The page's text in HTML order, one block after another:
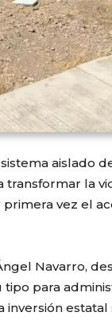
aislado
la
vez el
Navarro,
para